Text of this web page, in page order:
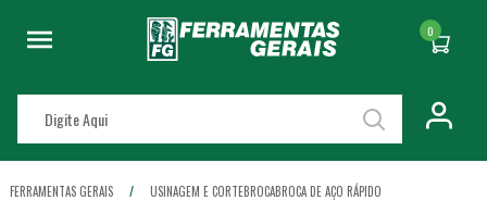
0
FERRAMENTAS GERAIS USINAGEM E CORTEBROCABROCA DE AÇO RÁPIDO